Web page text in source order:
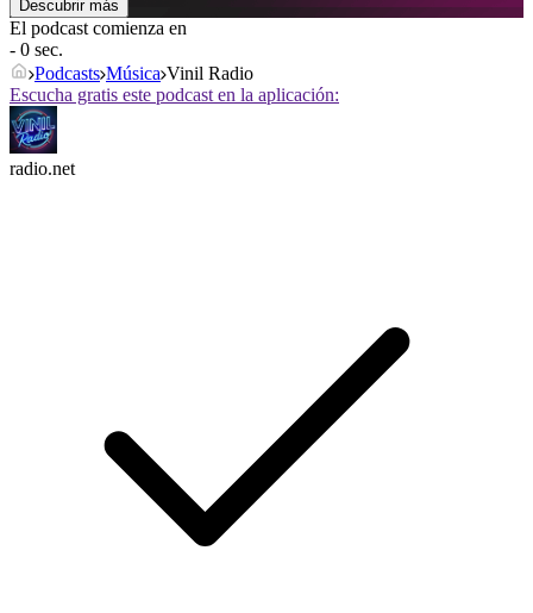
Descubrir más
El podcast comienza en
- 0 sec.
Podcasts Música Vinil Radio
Escucha gratis este podcast en la aplicación:
radio.net